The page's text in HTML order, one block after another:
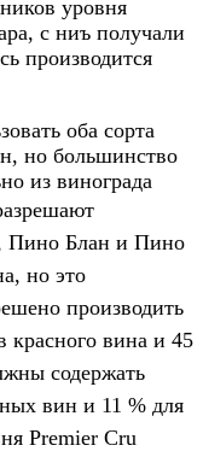
уровня
с ниъ получали
производится
оба сорта
но большинство
из винограда
Пино Блан и Пино
но это
производить
красного вина и 45
содержать
вин и 11 % для
Premier Cru